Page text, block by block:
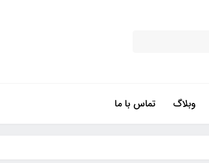
وبلاگ تماس با ما